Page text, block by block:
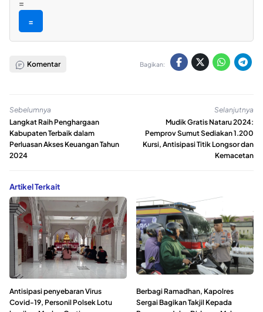
=
=
Komentar Bagikan:
Sebelumnya
Langkat Raih Penghargaan
Kabupaten Terbaik dalam
Perluasan Akses Keuangan Tahun
2024
Selanjutnya
Mudik Gratis Nataru 2024:
Pemprov Sumut Sediakan 1.200
Kursi, Antisipasi Titik Longsor dan
Kemacetan
Artikel Terkait
Antisipasi penyebaran Virus
Covid-19, Personil Polsek Lotu
Berbagi Ramadhan, Kapolres
Sergai Bagikan Takjil Kepada